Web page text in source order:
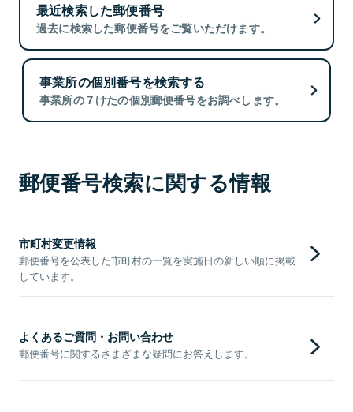
最近検索した郵便番号
過去に検索した郵便番号をご覧いただけます。
事業所の個別番号を検索する
事業所の７けたの個別郵便番号をお調べします。
郵便番号検索に関する情報
市町村変更情報
郵便番号を公表した市町村の一覧を実施日の新しい順に掲載
しています。
よくあるご質問・お問い合わせ
郵便番号に関するさまざまな疑問にお答えします。